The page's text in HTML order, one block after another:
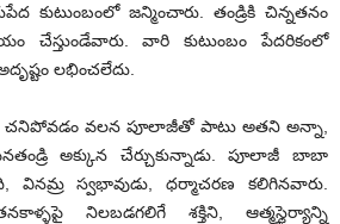
కుటుంబంలో జన్మించారు. తండ్రికి చిన్నతనం
చేస్తుండేవారు. వారి కుటుంబం పేదరికంలో
లభించలేదు.
చనిపోవడం వలన పూలాజీతో పాటు అతని అన్నా,
అక్కున చేర్చుకున్నాడు. పూలాజీ బాబా
వినమ్ర స్వభావుడు, ధర్మాచరణ కలిగినవారు.
నిలబడగలిగే శక్తిని, ఆత్మస్థైర్యాన్ని